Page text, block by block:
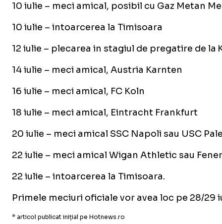
10 iulie – meci amical, posibil cu Gaz Metan
10 iulie – intoarcerea la Timisoara
12 iulie – plecarea in stagiul de pregatire de la
14 iulie – meci amical, Austria Karnten
16 iulie – meci amical, FC Koln
18 iulie – meci amical, Eintracht Frankfurt
20 iulie – meci amical SSC Napoli sau USC
22 iulie – meci amical Wigan Athletic sau
22 iulie – intoarcerea la Timisoara.
Primele meciuri oficiale vor avea loc pe 28/29
* articol publicat inițial pe Hotnews.ro